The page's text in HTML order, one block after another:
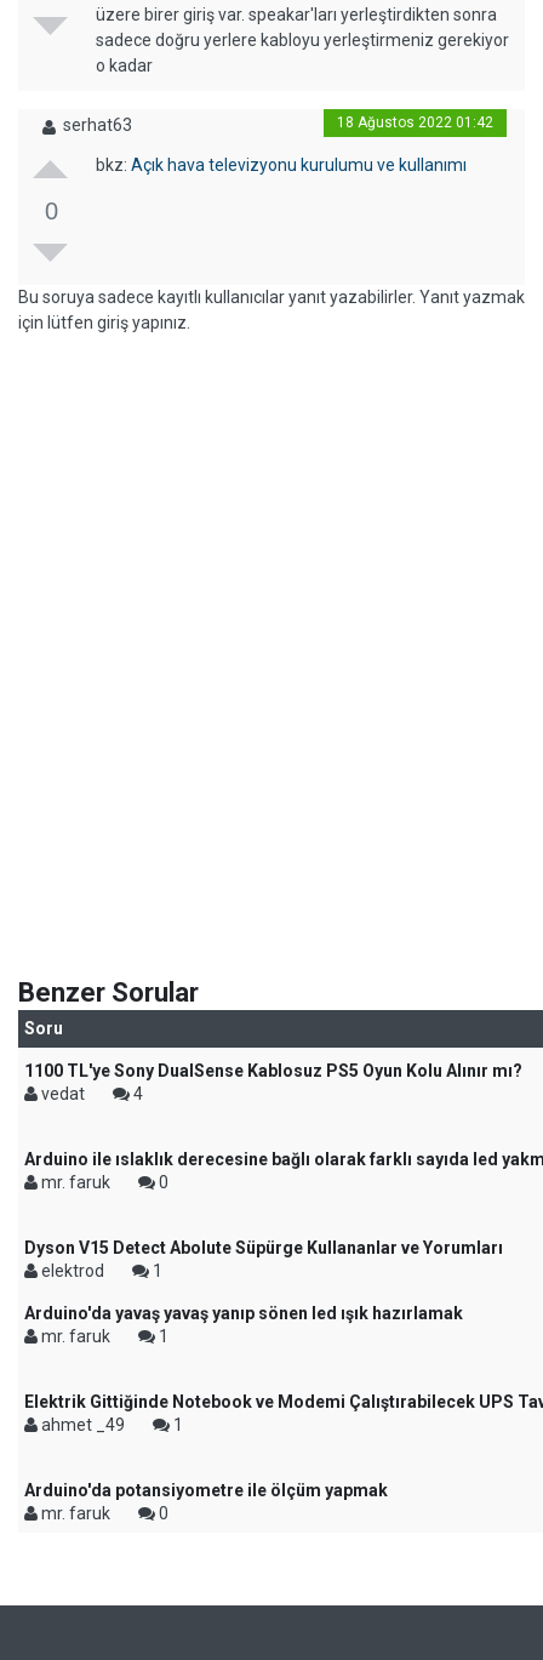
üzere birer giriş var. speakar'ları yerleştirdikten sonra
sadece doğru yerlere kabloyu yerleştirmeniz gerekiyor
o kadar
serhat63 18 Ağustos 2022 01:42
0
bkz: Açık hava televizyonu kurulumu ve kullanımı
Bu soruya sadece kayıtlı kullanıcılar yanıt yazabilirler. Yanıt yazmak
için lütfen giriş yapınız.
Benzer Sorular
Soru
1100 TL'ye Sony DualSense Kablosuz PS5 Oyun Kolu Alınır mı?
vedat
4
Arduino ile ıslaklık derecesine bağlı olarak farklı sayıda led
mr. faruk
0
Dyson V15 Detect Abolute Süpürge Kullananlar ve Yorumları
elektrod
1
Arduino'da yavaş yavaş yanıp sönen led ışık hazırlamak
mr. faruk
1
Elektrik Gittiğinde Notebook ve Modemi Çalıştırabilecek UPS
ahmet _49
1
Arduino'da potansiyometre ile ölçüm yapmak
mr. faruk
0